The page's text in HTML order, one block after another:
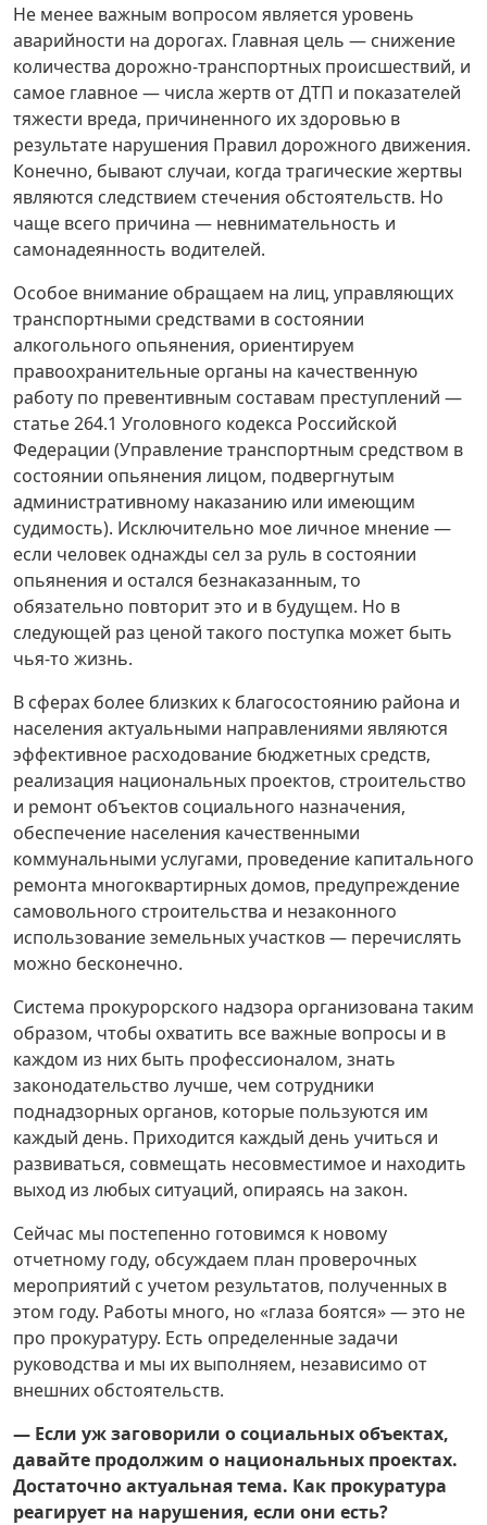
Не менее важным вопросом является уровень
аварийности на дорогах. Главная цель — снижение
количества дорожно-транспортных происшествий, и
самое главное — числа жертв от ДТП и показателей
тяжести вреда, причиненного их здоровью в
результате нарушения Правил дорожного движения.
Конечно, бывают случаи, когда трагические жертвы
являются следствием стечения обстоятельств. Но
чаще всего причина — невнимательность и
самонадеянность водителей.
Особое внимание обращаем на лиц, управляющих
транспортными средствами в состоянии
алкогольного опьянения, ориентируем
правоохранительные органы на качественную
работу по превентивным составам преступлений —
статье 264.1 Уголовного кодекса Российской
Федерации (Управление транспортным средством в
состоянии опьянения лицом, подвергнутым
административному наказанию или имеющим
судимость). Исключительно мое личное мнение —
если человек однажды сел за руль в состоянии
опьянения и остался безнаказанным, то
обязательно повторит это и в будущем. Но в
следующей раз ценой такого поступка может быть
чья-то жизнь.
В сферах более близких к благосостоянию района и
населения актуальными направлениями являются
эффективное расходование бюджетных средств,
реализация национальных проектов, строительство
и ремонт объектов социального назначения,
обеспечение населения качественными
коммунальными услугами, проведение капитального
ремонта многоквартирных домов, предупреждение
самовольного строительства и незаконного
использование земельных участков — перечислять
можно бесконечно.
Система прокурорского надзора организована таким
образом, чтобы охватить все важные вопросы и в
каждом из них быть профессионалом, знать
законодательство лучше, чем сотрудники
поднадзорных органов, которые пользуются им
каждый день. Приходится каждый день учиться и
развиваться, совмещать несовместимое и находить
выход из любых ситуаций, опираясь на закон.
Сейчас мы постепенно готовимся к новому
отчетному году, обсуждаем план проверочных
мероприятий с учетом результатов, полученных в
этом году. Работы много, но «глаза боятся» — это не
про прокуратуру. Есть определенные задачи
руководства и мы их выполняем, независимо от
внешних обстоятельств.
— Если уж заговорили о социальных объектах,
давайте продолжим о национальных проектах.
Достаточно актуальная тема. Как прокуратура
реагирует на нарушения, если они есть?